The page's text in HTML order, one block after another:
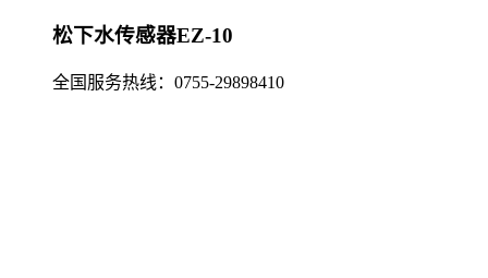
松下水传感器EZ-10
全国服务热线： 0755-29898410